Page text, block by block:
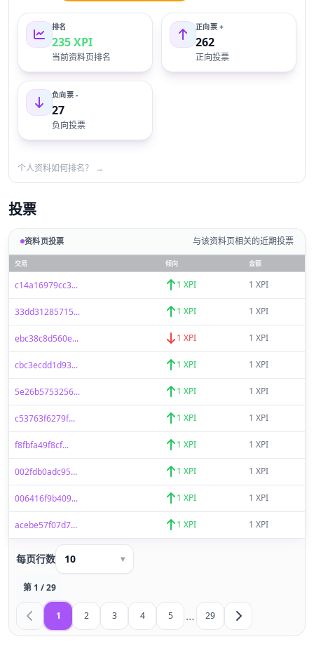
排名
235 XPI
当前资料页排名
正向票 +
262
正向投票
负向票 -
27
负向投票
个人资料如何排名？ →
投票
资料页投票 与该资料页相关的近期投票
交易 倾向 金额
c14a16979cc3... 1 XPI 1 XPI
33dd31285715... 1 XPI 1 XPI
ebc38c8d560e... 1 XPI 1 XPI
cbc3ecdd1d93... 1 XPI 1 XPI
5e26b5753256... 1 XPI 1 XPI
c53763f6279f... 1 XPI 1 XPI
f8fbfa49f8cf... 1 XPI 1 XPI
002fdb0adc95... 1 XPI 1 XPI
006416f9b409... 1 XPI 1 XPI
acebe57f07d7... 1 XPI 1 XPI
每页行数 10 ▾
第 1 / 29
1 2 3 4 5 … 29